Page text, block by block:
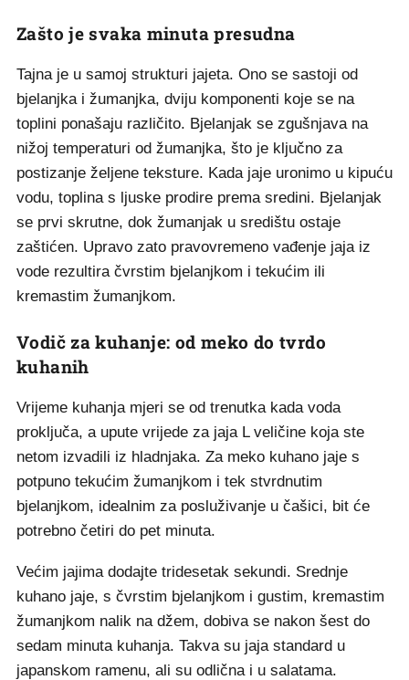
Zašto je svaka minuta presudna
Tajna je u samoj strukturi jajeta. Ono se sastoji od
bjelanjka i žumanjka, dviju komponenti koje se na
toplini ponašaju različito. Bjelanjak se zgušnjava na
nižoj temperaturi od žumanjka, što je ključno za
postizanje željene teksture. Kada jaje uronimo u kipuću
vodu, toplina s ljuske prodire prema sredini. Bjelanjak
se prvi skrutne, dok žumanjak u središtu ostaje
zaštićen. Upravo zato pravovremeno vađenje jaja iz
vode rezultira čvrstim bjelanjkom i tekućim ili
kremastim žumanjkom.
Vodič za kuhanje: od meko do tvrdo
kuhanih
Vrijeme kuhanja mjeri se od trenutka kada voda
proključa, a upute vrijede za jaja L veličine koja ste
netom izvadili iz hladnjaka. Za meko kuhano jaje s
potpuno tekućim žumanjkom i tek stvrdnutim
bjelanjkom, idealnim za posluživanje u čašici, bit će
potrebno četiri do pet minuta.
Većim jajima dodajte tridesetak sekundi. Srednje
kuhano jaje, s čvrstim bjelanjkom i gustim, kremastim
žumanjkom nalik na džem, dobiva se nakon šest do
sedam minuta kuhanja. Takva su jaja standard u
japanskom ramenu, ali su odlična i u salatama.